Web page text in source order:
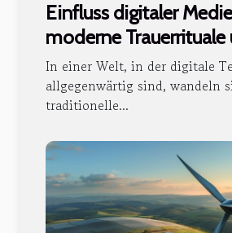
Einfluss digitaler
moderne Trauerrituale
Gedenkpraktiken
In einer Welt, in der digitale
allgegenwärtig sind, wandeln
traditionelle...